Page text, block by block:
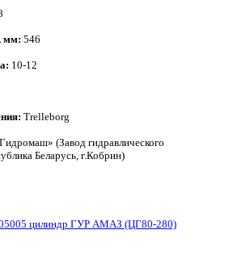
мм: 546
10-12
Trelleborg
(Завод гидравлического
Беларусь, г.Кобрин)